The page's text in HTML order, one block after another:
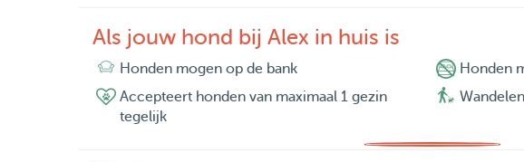
Als jouw hond bij Alex in huis is
Honden mogen op de bank
Honden
Accepteert honden van maximaal 1 gezin
tegelijk